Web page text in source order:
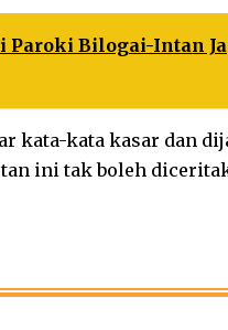
Paroki Bilogai-Intan
kata-kata kasar dan
ini tak boleh